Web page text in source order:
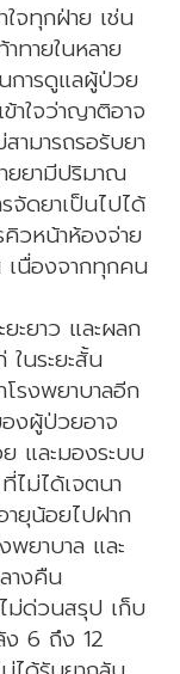
จทุกฝ่าย เช่น
ทายในหลาย
การดูแลผู้ป่วย
าใจว่าญาติอาจ
ามารถรอรับยา
ยยามีปริมาณ
จัดยาเป็นไปได้
คิวหน้าห้องจ่าย
เนื่องจากทุกคน
ะยาว และผลก
ในระยะสั้น
รงพยาบาลอีก
งผู้ป่วยอาจ
และมองระบบ
ไม่ได้เจตนา
ยุน้อยไปฝาก
ยาบาล และ
างคืน
ด่วนสรุป เก็บ
ง 6 ถึง 12